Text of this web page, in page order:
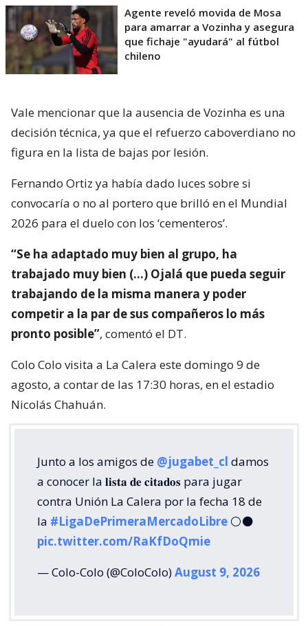
Agente reveló movida de Mosa
para amarrar a Vozinha y asegura
que fichaje "ayudará" al fútbol
chileno
Vale mencionar que la ausencia de Vozinha es una
decisión técnica, ya que el refuerzo caboverdiano no
figura en la lista de bajas por lesión.
Fernando Ortiz ya había dado luces sobre si
convocaría o no al portero que brilló en el Mundial
2026 para el duelo con los ‘cementeros’.
“Se ha adaptado muy bien al grupo, ha
trabajado muy bien (…) Ojalá que pueda seguir
trabajando de la misma manera y poder
competir a la par de sus compañeros lo más
pronto posible”, comentó el DT.
Colo Colo visita a La Calera este domingo 9 de
agosto, a contar de las 17:30 horas, en el estadio
Nicolás Chahuán.
Junto a los amigos de @jugabet_cl damos
a conocer la 𝐥𝐢𝐬𝐭𝐚 𝐝𝐞 𝐜𝐢𝐭𝐚𝐝𝐨𝐬 para jugar
contra Unión La Calera por la fecha 18 de
la #LigaDePrimeraMercadoLibre ⚪⚫
pic.twitter.com/RaKfDoQmie
— Colo-Colo (@ColoColo)August 9, 2026